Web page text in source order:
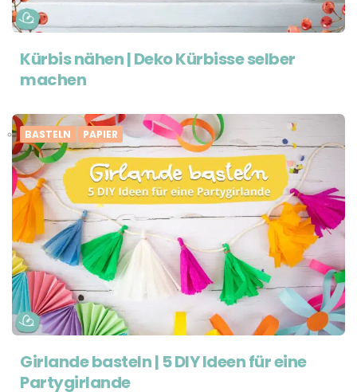
Kürbis nähen | Deko Kürbisse selber
machen
BASTELN PAPIER
Girlande basteln | 5 DIY Ideen für eine
Partygirlande